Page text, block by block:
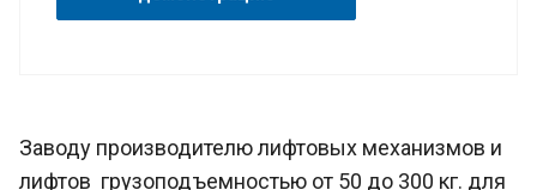
Заводу производителю лифтовых механизмов и
лифтов грузоподъемностью от 50 до 300 кг. для